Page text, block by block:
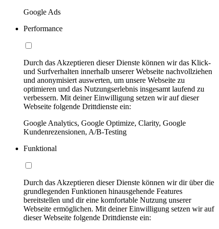
Google Ads
Performance
Durch das Akzeptieren dieser Dienste können wir das Klick-
und Surfverhalten innerhalb unserer Webseite nachvollziehen
und anonymisiert auswerten, um unsere Webseite zu
optimieren und das Nutzungserlebnis insgesamt laufend zu
verbessern. Mit deiner Einwilligung setzen wir auf dieser
Webseite folgende Drittdienste ein:
Google Analytics, Google Optimize, Clarity, Google
Kundenrezensionen, A/B-Testing
Funktional
Durch das Akzeptieren dieser Dienste können wir dir über die
grundlegenden Funktionen hinausgehende Features
bereitstellen und dir eine komfortable Nutzung unserer
Webseite ermöglichen. Mit deiner Einwilligung setzen wir auf
dieser Webseite folgende Drittdienste ein: